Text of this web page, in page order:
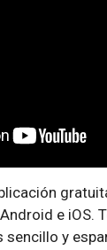
e iOS.
sencillo y